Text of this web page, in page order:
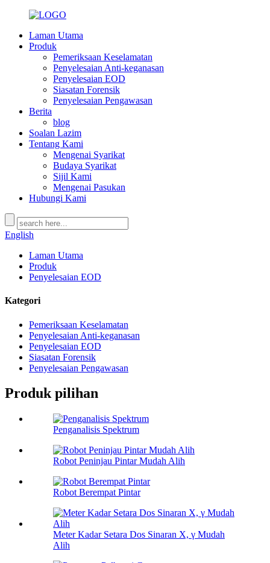
Laman Utama
Produk
Pemeriksaan Keselamatan
Penyelesaian Anti-keganasan
Penyelesaian EOD
Siasatan Forensik
Penyelesaian Pengawasan
Berita
blog
Soalan Lazim
Tentang Kami
Mengenai Syarikat
Budaya Syarikat
Sijil Kami
Mengenai Pasukan
Hubungi Kami
English
Laman Utama
Produk
Penyelesaian EOD
Kategori
Pemeriksaan Keselamatan
Penyelesaian Anti-keganasan
Penyelesaian EOD
Siasatan Forensik
Penyelesaian Pengawasan
Produk pilihan
Penganalisis Spektrum
Robot Peninjau Pintar Mudah Alih
Robot Berempat Pintar
Meter Kadar Setara Dos Sinaran X, γ Mudah
Alih